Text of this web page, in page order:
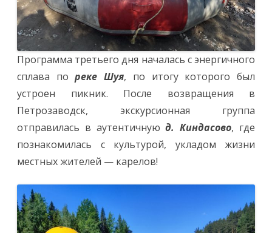
Программа третьего дня началась с энергичного
сплава пореке Шуя, по итогу которого был
устроен пикник. После возвращения в
Петрозаводск, экскурсионная группа
отправилась в аутентичнуюд. Киндасово, где
познакомилась с культурой, укладом жизни
местных жителей — карелов!